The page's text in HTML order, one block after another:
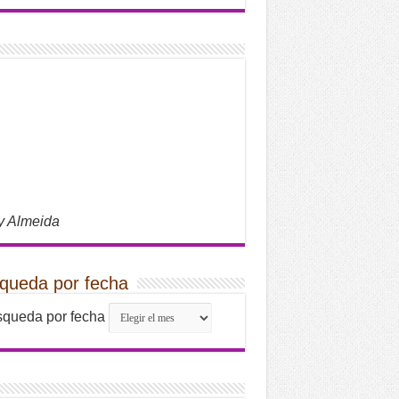
Almeida
por fecha
por fecha